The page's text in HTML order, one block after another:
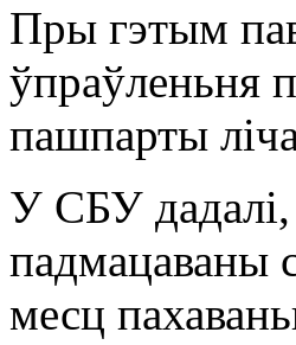
Пры гэтым
ўпраўленьня
пашпарты
У СБУ дадалі,
падмацаваны
месц